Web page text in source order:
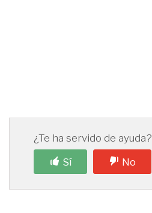
¿Te ha servido de ayuda?
Sí
No